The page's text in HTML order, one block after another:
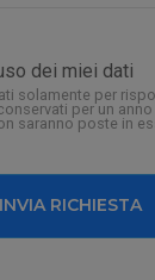
dei miei dati
solamente per
per un
saranno poste in
INVIA RICHIESTA